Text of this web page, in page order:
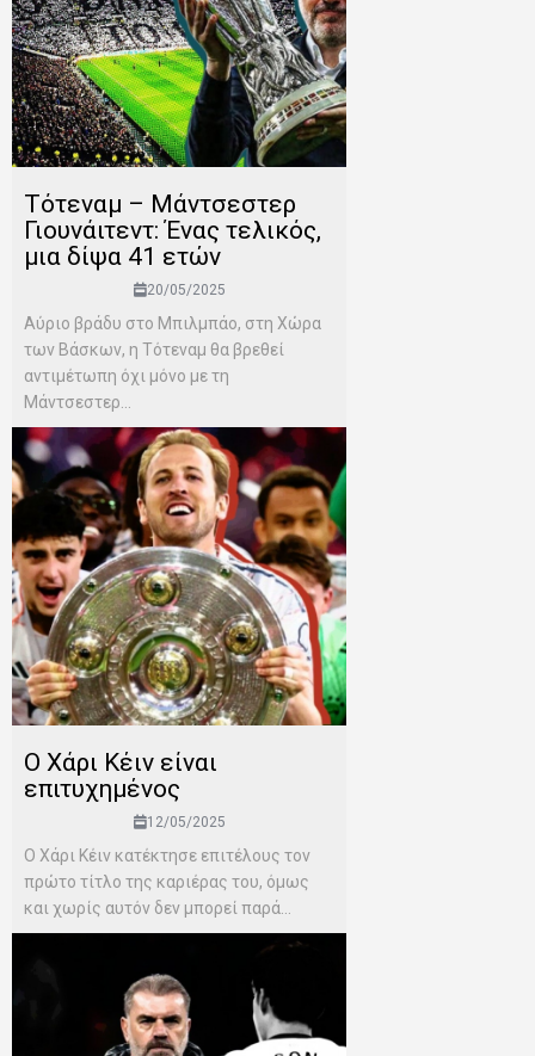
Τότεναμ – Μάντσεστερ
Γιουνάιτεντ: Ένας τελικός,
μια δίψα 41 ετών
20/05/2025
Αύριο βράδυ στο Μπιλμπάο, στη Χώρα
των Βάσκων, η Τότεναμ θα βρεθεί
αντιμέτωπη όχι μόνο με τη
Μάντσεστερ...
Ο Χάρι Κέιν είναι
επιτυχημένος
12/05/2025
Ο Χάρι Κέιν κατέκτησε επιτέλους τον
πρώτο τίτλο της καριέρας του, όμως
και χωρίς αυτόν δεν μπορεί παρά...